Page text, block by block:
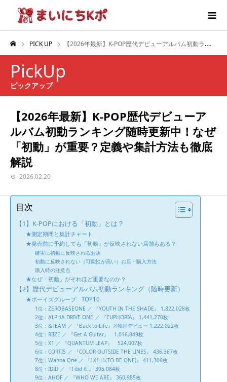
PICK UP 【2026年最新】K-POP歴代デビューアルバム初動ランキング随時更新中！なぜ「初動」が重要？定義や集計方法も徹底解説
PickUp
ピックアップ
【2026年最新】K-POP歴代デビューア
ルバム初動ランキング随時更新中！なぜ
「初動」が重要？定義や集計方法も徹底
解説
2026.02.20
目次
【1】K-POPにおける「初動」とは？
★測定期間と集計チャート
★発売前に予約しても「初動」が反映されない店舗もある？
確実に初動に反映されるお店
初動に反映されない（可能性が高い）お店・購入方法
購入時の注意点
★なぜ「初動」がそれほど重要なのか？
【2】歴代デビューアルバム初動ランキング（随時更新）
★ボーイズグループ TOP10
1位：ZEROBASEONE ／ 『YOUTH IN THE SHADE』 1,822,028枚
2位：ALPHA DRIVE ONE ／ 『EUPHORIA』 1,441,270枚
3位：&TEAM ／ 『Back to Life』※韓国デビュー 1,222,022枚
4位：RIIZE ／ 『Get A Guitar』 1,016,849枚
5位：X1 ／ 『QUANTUM LEAP』 524,007枚
6位：CORTIS ／ 『COLOR OUTSIDE THE LINES』 436,367枚
7位：Wanna One ／ 『1X1=1(TO BE ONE)』 411,306枚
8位：IDID ／ 『I did it.』 395,084枚
9位：AHOF ／ 『WHO WE ARE』 360,985枚